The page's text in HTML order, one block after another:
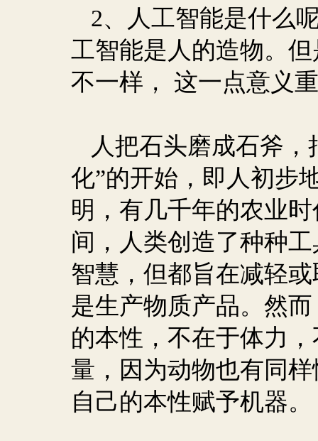
2、人工智能是什么
工智能是人的造物。
不一样， 这一点意义
人把石头磨成石斧
化”的开始，即人初步
明，有几千年的农业
间，人类创造了种种
智慧，但都旨在减轻
是生产物质产品。然
的本性，不在于体力
量，因为动物也有同
自己的本性赋予机器。